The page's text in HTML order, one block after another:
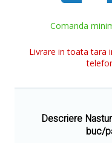
Comanda
Livrare in toata tara
Descriere
buc/